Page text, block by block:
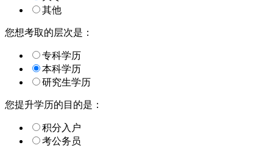
其他
您想考取的层次是：
专科学历
本科学历
研究生学历
您提升学历的目的是：
积分入户
考公务员